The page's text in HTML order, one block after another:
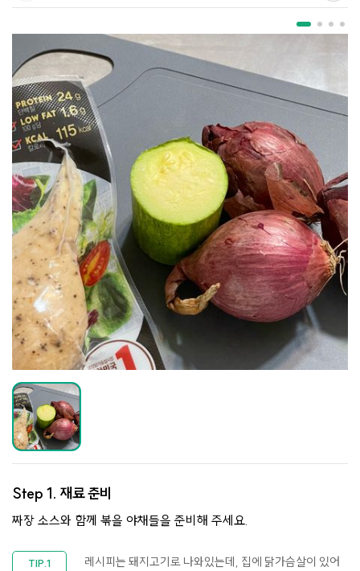
Step 1. 재료 준비
짜장 소스와 함께 볶을 야채들을 준비해 주세요.
레시피는 돼지고기로 나와있는데, 집에 닭가슴살이 있어